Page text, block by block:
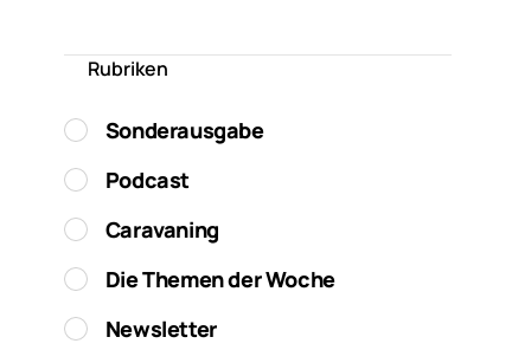
Rubriken
Sonderausgabe
Podcast
Caravaning
Die Themen der Woche
Newsletter